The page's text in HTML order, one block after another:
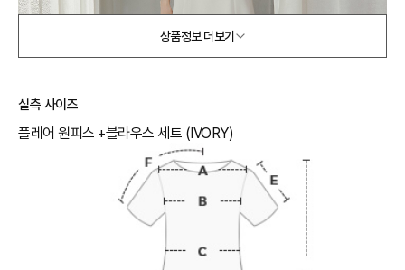
상품정보 더보기
실측 사이즈
플레어 원피스 +블라우스 세트 (IVORY)